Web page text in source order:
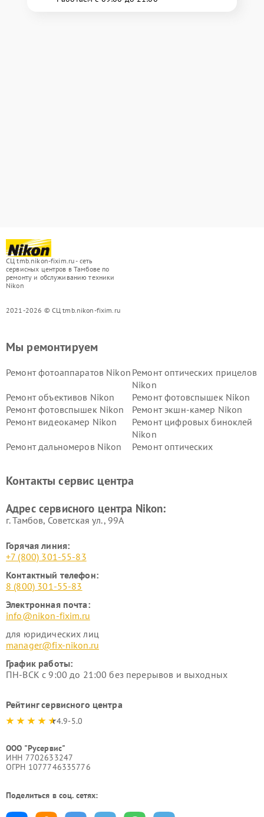
СЦ tmb.nikon-fixim.ru - сеть
сервисных центров в Тамбове по
ремонту и обслуживанию техники
Nikon
2021-2026 © СЦ tmb.nikon-fixim.ru
Мы ремонтируем
Ремонт фотоаппаратов Nikon Ремонт оптических прицелов
Nikon
Ремонт объективов Nikon
Ремонт фотовспышек Nikon
Ремонт фотовспышек Nikon
Ремонт экшн-камер Nikon
Ремонт видеокамер Nikon
Ремонт цифровых биноклей
Nikon
Ремонт дальномеров Nikon
Ремонт оптических
Контакты сервис центра
Адрес сервисного центра Nikon:
г. Тамбов, Советская ул., 99А
Горячая линия:
+7 (800) 301-55-83
Контактный телефон:
8 (800) 301-55-83
Электронная почта:
info@nikon-fixim.ru
для юридических лиц
manager@fix-nikon.ru
График работы:
ПН-ВСК с 9:00 до 21:00 без перерывов и выходных
Рейтинг сервисного центра
4.9-5.0
ООО "Русервис"
ИНН 7702633247
ОГРН 1077746335776
Поделиться в соц. сетях: